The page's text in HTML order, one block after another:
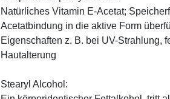
Natürliches Vitamin E-Acetat;
Acetatbindung in die aktive Form
Eigenschaften z. B. bei UV-Strahlung,
Hautalterung
Stearyl Alcohol: